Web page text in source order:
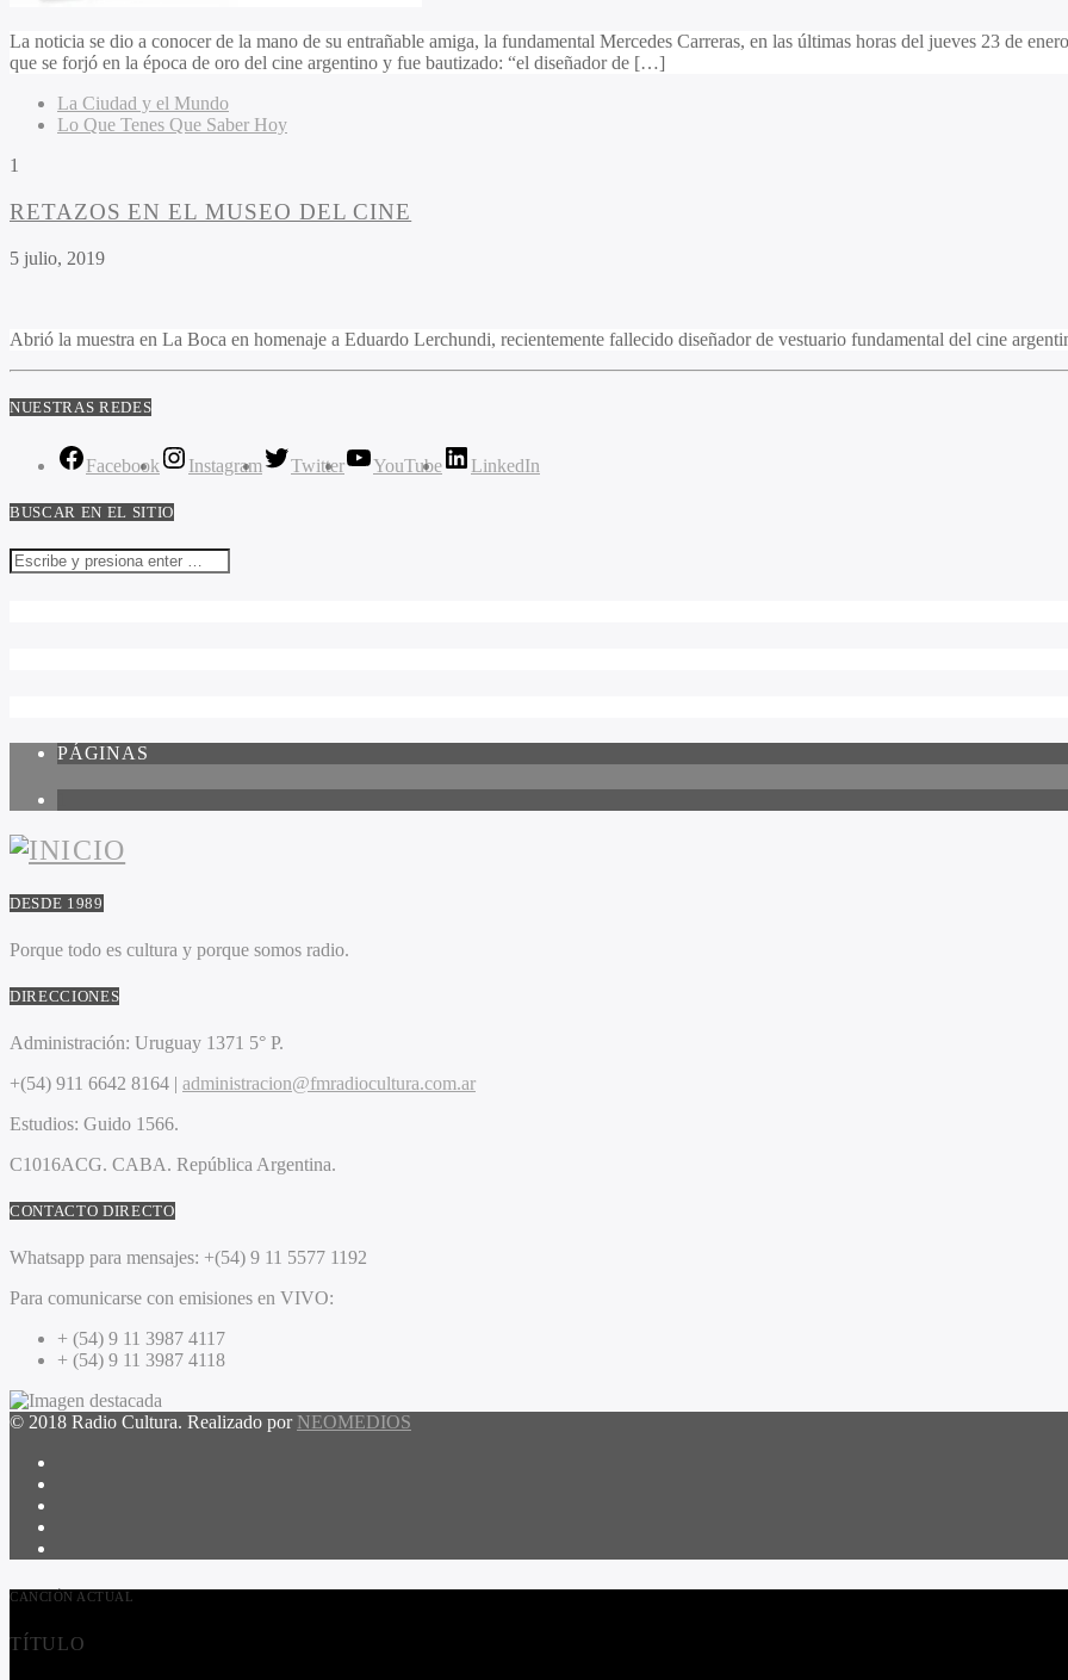
La noticia se dio a conocer de la mano de su entrañable amiga, la fundamental Mercedes Carreras, en las últimas horas del jueves 23 de
que se forjó en la época de oro del cine argentino y fue bautizado: “el diseñador de […]
La Ciudad y el Mundo
Lo Que Tenes Que Saber Hoy
1
RETAZOS EN EL MUSEO DEL CINE
5 julio, 2019
Abrió la muestra en La Boca en homenaje a Eduardo Lerchundi, recientemente fallecido diseñador de vestuario fundamental del cine
NUESTRAS REDES
Facebook Instagram Twitter YouTube LinkedIn
BUSCAR EN EL SITIO
PÁGINAS
DESDE 1989
Porque todo es cultura y porque somos radio.
DIRECCIONES
Administración: Uruguay 1371 5° P.
+(54) 911 6642 8164 | administracion@fmradiocultura.com.ar
Estudios: Guido 1566.
C1016ACG. CABA. República Argentina.
CONTACTO DIRECTO
Whatsapp para mensajes: +(54) 9 11 5577 1192
Para comunicarse con emisiones en VIVO:
+ (54) 9 11 3987 4117
+ (54) 9 11 3987 4118
© 2018 Radio Cultura. Realizado por NEOMEDIOS
CANCIÓN ACTUAL
TÍTULO